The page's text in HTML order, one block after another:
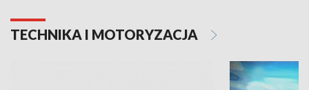
TECHNIKA I MOTORYZACJA